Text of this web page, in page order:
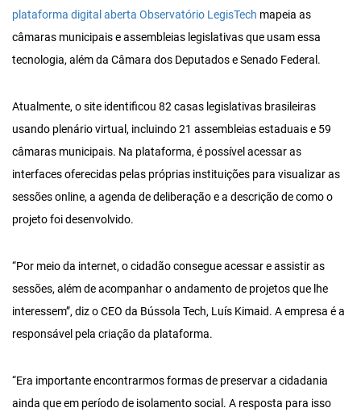
plataforma digital aberta Observatório LegisTech mapeia as
câmaras municipais e assembleias legislativas que usam essa
tecnologia, além da Câmara dos Deputados e Senado Federal.
Atualmente, o site identificou 82 casas legislativas brasileiras
usando plenário virtual, incluindo 21 assembleias estaduais e 59
câmaras municipais. Na plataforma, é possível acessar as
interfaces oferecidas pelas próprias instituições para visualizar as
sessões online, a agenda de deliberação e a descrição de como o
projeto foi desenvolvido.
“Por meio da internet, o cidadão consegue acessar e assistir as
sessões, além de acompanhar o andamento de projetos que lhe
interessem”, diz o CEO da Bússola Tech, Luís Kimaid. A empresa é a
responsável pela criação da plataforma.
“Era importante encontrarmos formas de preservar a cidadania
ainda que em período de isolamento social. A resposta para isso